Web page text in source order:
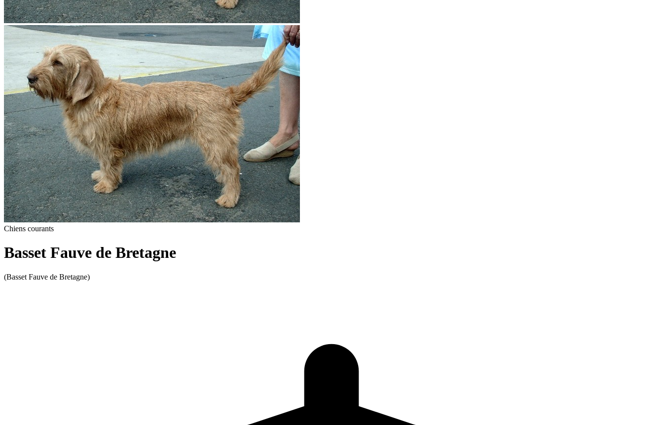
Chiens courants
Basset Fauve de Bretagne
(Basset Fauve de Bretagne)